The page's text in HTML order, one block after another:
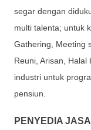
segar dengan
multi talenta; untuk
Gathering, Meeting
Reuni, Arisan,
industri untuk
pensiun.
PENYEDIA